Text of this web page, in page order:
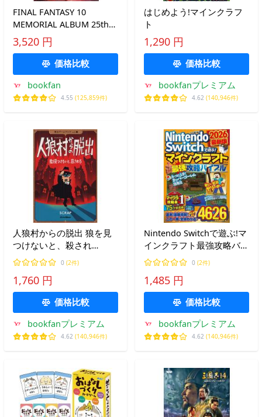
FINAL FANTASY 10
MEMORIAL ALBUM 25th
Anniversary
3,520 円
価格比較
bookfan
4.55 (125,859件)
はじめよう!マインクラフ
ト
1,290 円
価格比較
bookfanプレミアム
4.62 (140,946件)
人狼村からの脱出 狼を見
つけないと、殺され
る/SCRAP/鹿野康二/ゲーム
0 (2件)
1,760 円
価格比較
bookfanプレミアム
4.62 (140,946件)
Nintendo Switchで遊ぶ!マ
インクラフト最強攻略バイ
ブル 2026最新版/マイクラ
職人組合
0 (2件)
1,485 円
価格比較
bookfanプレミアム
4.62 (140,946件)